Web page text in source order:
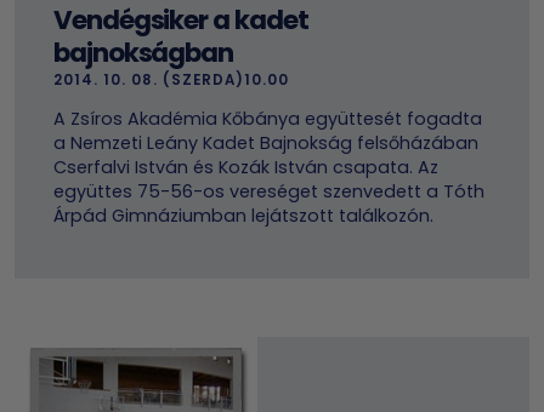
Vendégsiker a kadet
bajnokságban
2014. 10. 08. (SZERDA)10.00
A Zsíros Akadémia Kőbánya együttesét fogadta
a Nemzeti Leány Kadet Bajnokság felsőházában
Cserfalvi István és Kozák István csapata. Az
együttes 75-56-os vereséget szenvedett a Tóth
Árpád Gimnáziumban lejátszott találkozón.